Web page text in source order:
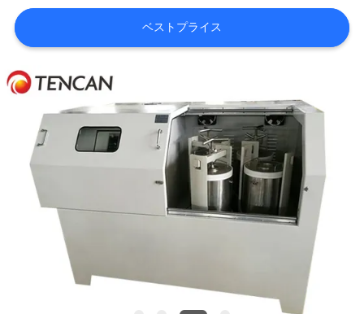
旅
行
ベストプライス